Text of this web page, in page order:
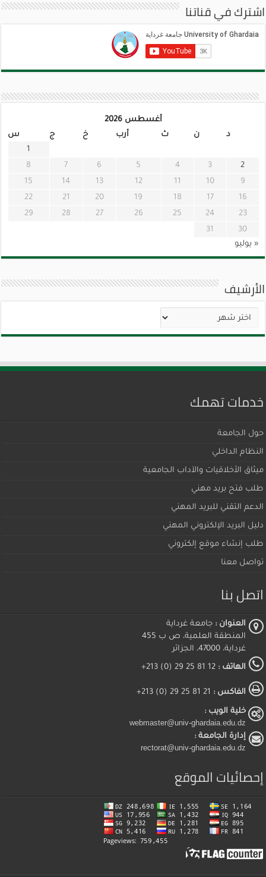
اشترك في قناتنا
أغسطس 2026
د
ن ث أرب خ ج
س
1
2
3
4
5
6
7
8
9
10
11
12
13
14
15
16
17
18
19
20
21
22
23
24
25
26
27
28
29
30
31
« يوليو
الأرشيف
الأرشيف
خدمات تهمك
حول الجامعة
النظام الداخلي
ميثاق اﻷخلاقيات والآداب الجامعية
طلب فتح بريد مهني
الدعم التقني للبريد المهني
دليل البريد الإلكتروني المهني
طلب إنشاء موقع إلكتروني
تواصل معنا
اتصل بنا
العنوان : جامعة غرداية
المنطقة العلمية، ص ب 455
غرداية، 47000، الجزائر
الهاتف : 12 81 25 29 (0) 213+
الفاكس :
خلية الويب :
webmaster@univ-ghardaia.edu.dz
إدارة الجامعة :
rectorat@univ-ghardaia.edu.dz
إحصائيات الموقع